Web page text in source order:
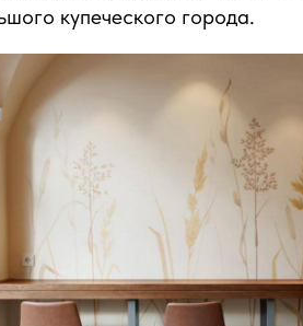
купеческого города.